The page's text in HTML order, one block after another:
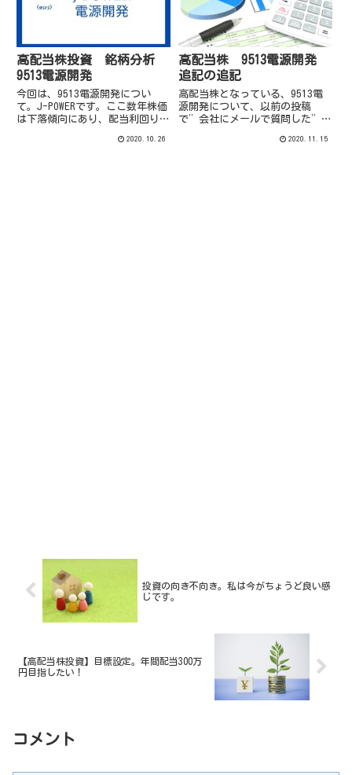
高配当株投資 銘柄分析
9513電源開発
今回は、9513電源開発につい
て。J-POWERです。ここ数年株価
は下落傾向にあり、配当利回りだ
2020.10.26
高配当株 9513電源開発
追記の追記
高配当株となっている、9513電
源開発について、以前の投稿
で”会社にメールで質問した”と
はすぐ来ていたのですが、紹介す
2020.11.15
投資の向き不向き。私は今がちょうど良い感
じです。
【高配当株投資】目標設定。年間配当300万
円目指したい！
コメント